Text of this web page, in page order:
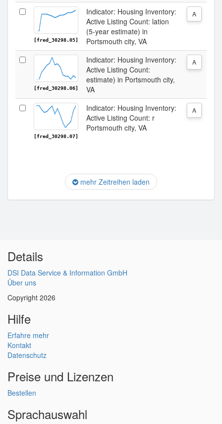
[fred_30298.05]
Indicator: Housing Inventory:
Active Listing Count: lation
(5-year estimate) in
Portsmouth city, VA
A
[fred_30298.06]
Indicator: Housing Inventory:
Active Listing Count:
estimate) in Portsmouth city,
VA
A
[fred_30298.07]
Indicator: Housing Inventory:
Active Listing Count: r
Portsmouth city, VA
A
mehr Zeitreihen laden
Details
DSI Data Service & Information GmbH
Über uns
Copyright 2026
Hilfe
Erfahre mehr
Kontakt
Datenschutz
Preise und Lizenzen
Bestellen
Sprachauswahl